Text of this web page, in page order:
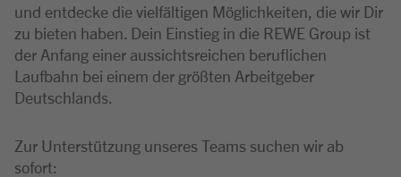
und entdecke die vielfältigen Möglichkeiten, die wir Dir
zu bieten haben. Dein Einstieg in die REWE Group ist
der Anfang einer aussichtsreichen beruflichen
Laufbahn bei einem der größten Arbeitgeber
Deutschlands.
Zur Unterstützung unseres Teams suchen wir ab
sofort: